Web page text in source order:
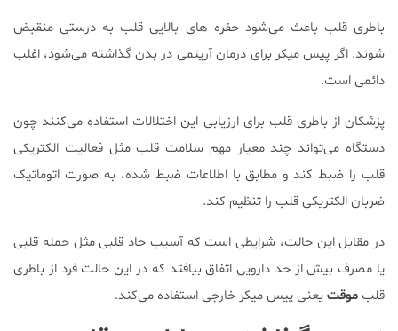
باطری قلب باعث می‌شود حفره های بالایی قلب به درستی منقبض
شوند. اگر پیس میکر برای درمان آریتمی در بدن گذاشته می‌شود، اغلب
دائمی است.
پزشکان از باطری قلب برای ارزیابی این اختلالات استفاده می‌کنند چون
دستگاه می‌تواند چند معیار مهم سلامت قلب مثل فعالیت الکتریکی
قلب را ضبط کند و مطابق با اطلاعات ضبط شده، به صورت اتوماتیک
ضربان الکتریکی قلب را تنظیم کند.
در مقابل این حالت، شرایطی است که آسیب حاد قلبی مثل حمله قلبی
یا مصرف بیش از حد دارویی اتفاق بیافتد که در این حالت فرد از باطری
قلبموقتیعنی پیس میکر خارجی استفاده می‌کند.